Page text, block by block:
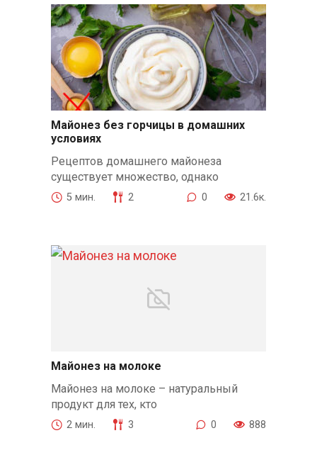
Майонез без горчицы в домашних
условиях
Рецептов домашнего майонеза
существует множество, однако
5 мин. 2 0 21.6к.
Майонез на молоке
Майонез на молоке – натуральный
продукт для тех, кто
2 мин. 3 0 888